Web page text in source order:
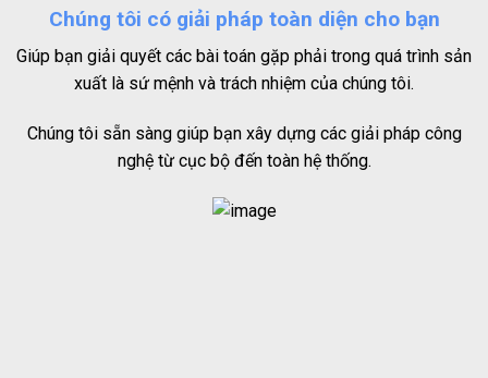
Chúng tôi có giải pháp toàn diện cho bạn
Giúp bạn giải quyết các bài toán gặp phải trong quá trình sản
xuất là sứ mệnh và trách nhiệm của chúng tôi.
Chúng tôi sẵn sàng giúp bạn xây dựng các giải pháp công
nghệ từ cục bộ đến toàn hệ thống.